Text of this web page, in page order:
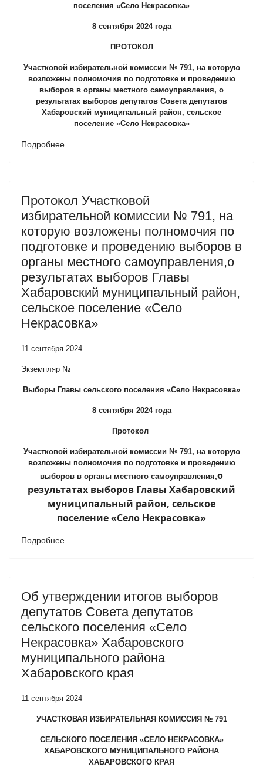
поселения «Село Некрасовка»
8 сентября 2024 года
ПРОТОКОЛ
Участковой избирательной комиссии № 791, на которую
возложены полномочия по подготовке и проведению
выборов в органы местного самоуправления, о
результатах выборов депутатов Совета депутатов
Хабаровский муниципальный район, сельское
поселение «Село Некрасовка»
Подробнее...
Протокол Участковой
избирательной комиссии № 791, на
которую возложены полномочия по
подготовке и проведению выборов в
органы местного самоуправления,о
результатах выборов Главы
Хабаровский муниципальный район,
сельское поселение «Село
Некрасовка»
11 сентября 2024
Экземпляр № ______
Выборы Главы сельского поселения «Село Некрасовка»
8 сентября 2024 года
Протокол
Участковой избирательной комиссии № 791, на которую
возложены полномочия по подготовке и проведению
выборов в органы местного самоуправления,о
результатах выборов Главы Хабаровский
муниципальный район, сельское
поселение«Село Некрасовка»
Подробнее...
Об утверждении итогов выборов
депутатов Совета депутатов
сельского поселения «Село
Некрасовка» Хабаровского
муниципального района
Хабаровского края
11 сентября 2024
УЧАСТКОВАЯ ИЗБИРАТЕЛЬНАЯ КОМИССИЯ № 791
СЕЛЬСКОГО ПОСЕЛЕНИЯ «СЕЛО НЕКРАСОВКА»
ХАБАРОВСКОГО МУНИЦИПАЛЬНОГО РАЙОНА
ХАБАРОВСКОГО КРАЯ